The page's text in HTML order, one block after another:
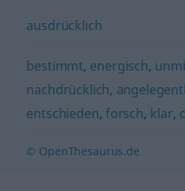
ausdrücklich
bestimmt, energisch,
nachdrücklich,
entschieden, forsch, klar,
© OpenThesaurus.de